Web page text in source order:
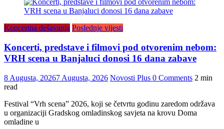
Koncertna dešavanja Poslednje vijesti
Koncerti, predstave i filmovi pod otvorenim nebom:
VRH scena u Banjaluci donosi 16 dana zabave
8 Augusta, 20267 Augusta, 2026 Novosti Plus 0 Comments 2 min
read
Festival “Vrh scena” 2026, koji se četvrtu godinu zaredom održava
u organizaciji Gradskog omladinskog savjeta na krovu Doma
omladine u